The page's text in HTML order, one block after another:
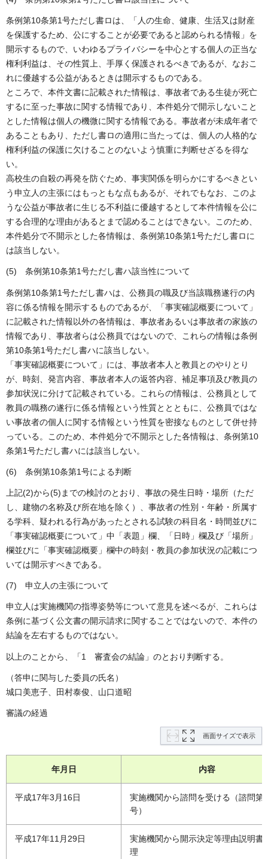
条例第10条第1号ただし書ロは、「人の生命、健康、生活又は財産
を保護するため、公にすることが必要であると認められる情報」を
開示するもので、いわゆるプライバシーを中心とする個人の正当な
権利利益は、その性質上、手厚く保護されるべきであるが、なおこ
れに優越する公益があるときは開示するものである。
ところで、本件文書に記載された情報は、事故者である生徒が死亡
するに至った事故に関する情報であり、本件処分で開示しないこと
とした情報は個人の機微に関する情報である。事故者が未成年者で
あることもあり、ただし書ロの適用に当たっては、個人の人格的な
権利利益の保護に欠けることのないよう慎重に判断せざるを得な
い。
高校生の自殺の再発を防ぐため、事実関係を明らかにするべきとい
う申立人の主張にはもっともな点もあるが、それでもなお、このよ
うな公益が事故者に生じる不利益に優越するとして本件情報を公に
する合理的な理由があるとまで認めることはできない。このため、
本件処分で不開示とした各情報は、条例第10条第1号ただし書ロに
は該当しない。
(5) 条例第10条第1号ただし書ハ該当性について
条例第10条第1号ただし書ハは、公務員の職及び当該職務遂行の内
容に係る情報を開示するものであるが、「事実確認概要について」
に記載された情報以外の各情報は、事故者あるいは事故者の家族の
情報であり、事故者らは公務員ではないので、これらの情報は条例
第10条第1号ただし書ハに該当しない。
「事実確認概要について」には、事故者本人と教員とのやりとり
が、時刻、発言内容、事故者本人の返答内容、補足事項及び教員の
参加状況に分けて記載されている。これらの情報は、公務員として
教員の職務の遂行に係る情報という性質ととともに、公務員ではな
い事故者の個人に関する情報という性質を密接なものとして併せ持
っている。このため、本件処分で不開示とした各情報は、条例第10
条第1号ただし書ハには該当しない。
(6) 条例第10条第1号による判断
上記(2)から(5)までの検討のとおり、事故の発生日時・場所（ただ
し、建物の名称及び所在地を除く）、事故者の性別・年齢・所属す
る学科、疑われる行為があったとされる試験の科目名・時間並びに
「事実確認概要について」中「表題」欄、「日時」欄及び「場所」
欄並びに「事実確認概要」欄中の時刻・教員の参加状況の記載につ
いては開示すべきである。
(7) 申立人の主張について
申立人は実施機関の指導姿勢等について意見を述べるが、これらは
条例に基づく公文書の開示請求に関することではないので、本件の
結論を左右するものではない。
以上のことから、「1 審査会の結論」のとおり判断する。
（答申に関与した委員の氏名）
城口美恵子、田村泰俊、山口道昭
審議の経過
画面サイズで表示
年月日 内容
平成17年3月16日
実施機関から諮問を受ける（諮問第
号）
平成17年11月29日
実施機関から開示決定等理由説明書
理